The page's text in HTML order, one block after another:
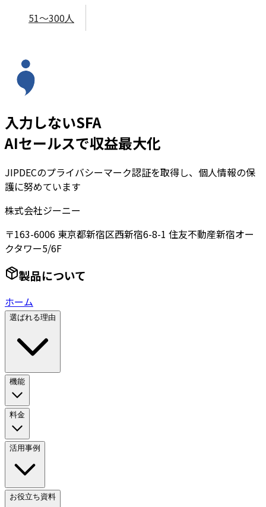
51～300人
入力しないSFA
AIセールスで収益最大化
JIPDECのプライバシーマーク認証を取得し、個人情報の保
護に努めています
株式会社ジーニー
〒163-6006 東京都新宿区西新宿6-8-1 住友不動産新宿オー
クタワー5/6F
製品について
ホーム
選ばれる理由
機能
料金
活用事例
お役立ち資料